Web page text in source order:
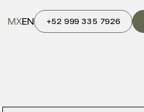
MXEN +52 999 335 7926